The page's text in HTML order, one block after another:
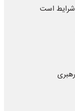
شرایط است